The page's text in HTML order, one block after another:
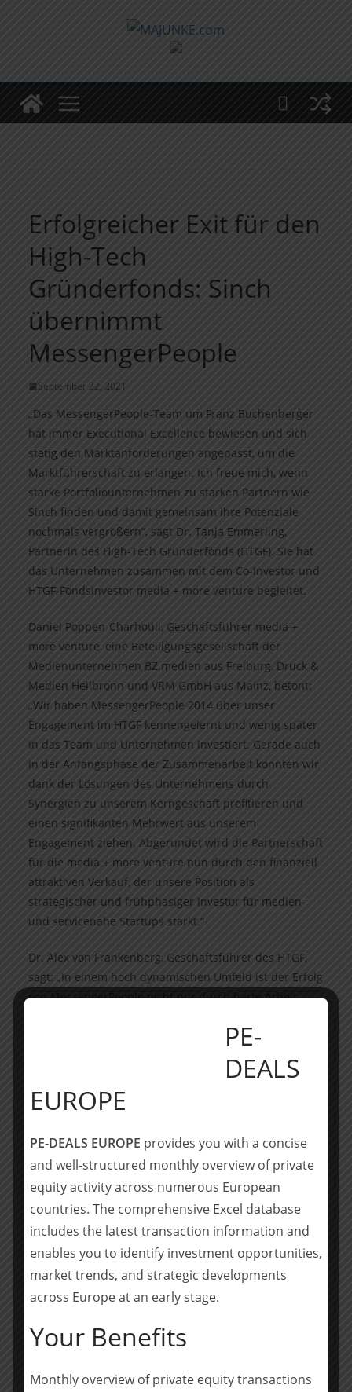
Erfolgreicher Exit für den
High-Tech
Gründerfonds: Sinch
übernimmt
MessengerPeople
September 22, 2021
„Das MessengerPeople-Team um Franz Buchenberger
hat immer Executional Excellence bewiesen und sich
stetig den Marktanforderungen angepasst, um die
Marktführerschaft zu erlangen. Ich freue mich, wenn
starke Portfoliounternehmen zu starken Partnern wie
Sinch finden und damit gemeinsam ihre Potenziale
nochmals vergrößern“, sagt Dr. Tanja Emmerling,
Partnerin des High-Tech Gründerfonds (HTGF). Sie hat
das Unternehmen zusammen mit dem Co-Investor und
HTGF-Fondsinvestor media + more venture begleitet.
Daniel Poppen-Charhouli, Geschäftsführer media +
more venture, eine Beteiligungsgesellschaft der
Medienunternehmen BZ.medien aus Freiburg, Druck &
Medien Heilbronn und VRM GmbH aus Mainz, betont:
„Wir haben MessengerPeople 2014 über unser
Engagement im HTGF kennengelernt und wenig später
in das Team und Unternehmen investiert. Gerade auch
in der Anfangsphase der Zusammenarbeit konnten wir
dank der Lösungen des Unternehmens durch
Synergien zu unserem Kerngeschäft profitieren und
einen signifikanten Mehrwert aus unserem
Engagement ziehen. Abgerundet wird die Partnerschaft
für die media + more venture nun durch den finanziell
attraktiven Verkauf, der unsere Position als
strategischer und frühphasiger Investor für medien-
und servicenahe Startups stärkt.“
Dr. Alex von Frankenberg, Geschäftsführer des HTGF,
sagt: „In einem hoch dynamischen Umfeld ist der Erfolg
von MessengerPeople nicht nur durch harte Arbeit,
radikalen Richtungsänderungen, entstanden“, und
unsere Fondsinvestoren durch Kooperationen und Co-
Investments für ihr Unternehmen Mehrwert
generieren. media & more Ventures konnte aus der
Zusammenarbeit mit MessengerPeople eine finanzielle
und inhaltliche Rendite für das operative Geschäft der
Verlage erzielen und hat nun die Möglichkeit als
Shareholder von Sinch den Weg der Unternehmen
weiter zu begleiten.“
Der Abschluss der Transaktion wird für das vierte
Quartal 2021 erwartet.
(Quelle)
Teilen mit:
Teilen
PE-
DEALS
EUROPE
PE-DEALS EUROPE provides you with a concise
and well-structured monthly overview of private
equity activity across numerous European
countries. The comprehensive Excel database
includes the latest transaction information and
enables you to identify investment opportunities,
market trends, and strategic developments
across Europe at an early stage.
Your Benefits
Monthly overview of private equity transactions